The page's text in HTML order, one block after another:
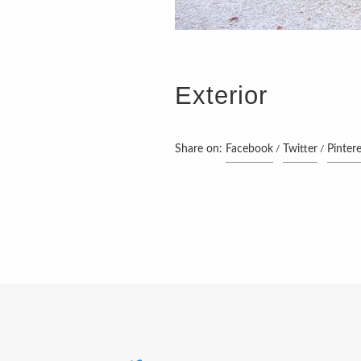
Exterior
Share on: Facebook Twitter